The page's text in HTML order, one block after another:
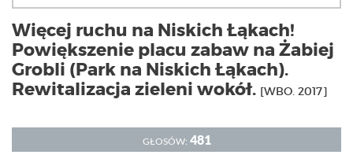
Więcej ruchu na Niskich Łąkach!
Powiększenie placu zabaw na Żabiej
Grobli (Park na Niskich Łąkach).
Rewitalizacja zieleni wokół. [WBO. 2017]
GŁOSÓW: 481